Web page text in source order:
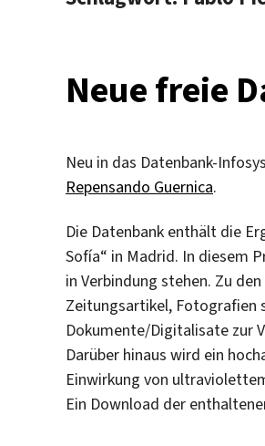
Neue freie
Neu in das Datenbank-
Repensando Guernica.
Die Datenbank enthält die
Sofía“ in Madrid. In diesem
in Verbindung stehen. Zu
Zeitungsartikel, Fotografien
Dokumente/Digitalisate zur
Darüber hinaus wird ein
Einwirkung von
Ein Download der